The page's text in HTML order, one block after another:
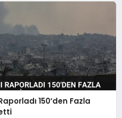
150’den Fazla